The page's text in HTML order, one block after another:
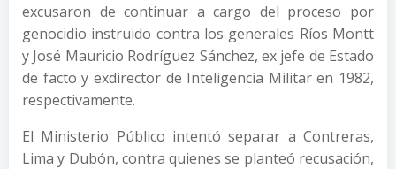
excusaron de continuar a cargo del proceso por
genocidio instruido contra los generales Ríos Montt
y José Mauricio Rodríguez Sánchez, ex jefe de Estado
de facto y exdirector de Inteligencia Militar en 1982,
respectivamente.
El Ministerio Público intentó separar a Contreras,
Lima y Dubón, contra quienes se planteó recusación,